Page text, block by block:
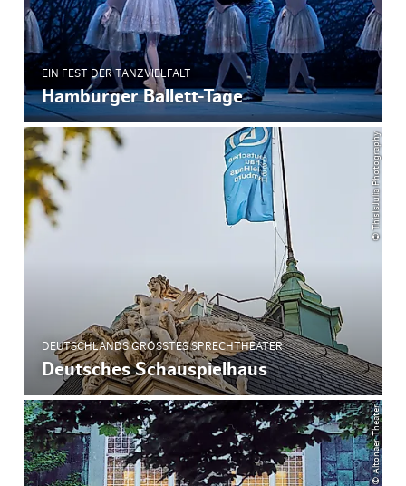
EIN FEST DER TANZVIELFALT
Hamburger Ballett-Tage
© ThisIsJulia Photography
DEUTSCHLANDS GRÖSSTES SPRECHTHEATER
Deutsches Schauspielhaus
© Altonaer Theater